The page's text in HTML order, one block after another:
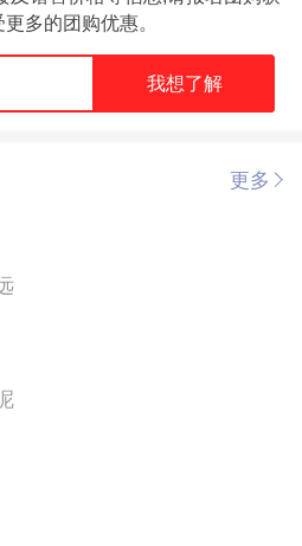
多的团购优惠。
我想了解
更多